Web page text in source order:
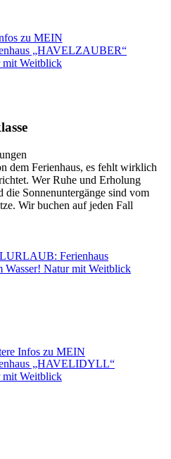
zu MEIN
„HAVELZAUBER“
mit Weitblick
dem Ferienhaus, es fehlt wirklich
Wer Ruhe und Erholung
Sonnenuntergänge sind vom
Wir buchen auf jeden Fall
Ferienhaus
Natur mit Weitblick
Infos zu MEIN
„HAVELIDYLL“
mit Weitblick